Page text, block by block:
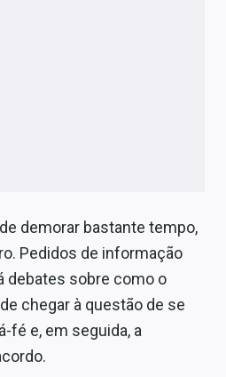
demorar bastante tempo,
Pedidos de informação
debates sobre como o
chegar à questão de se
fé e, em seguida, a